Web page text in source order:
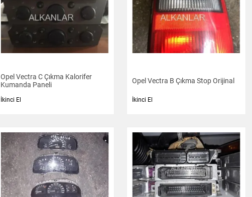
Opel Vectra C Çıkma Kalorifer
Kumanda Paneli
İkinci El
Opel Vectra B Çıkma Stop Orijinal
İkinci El